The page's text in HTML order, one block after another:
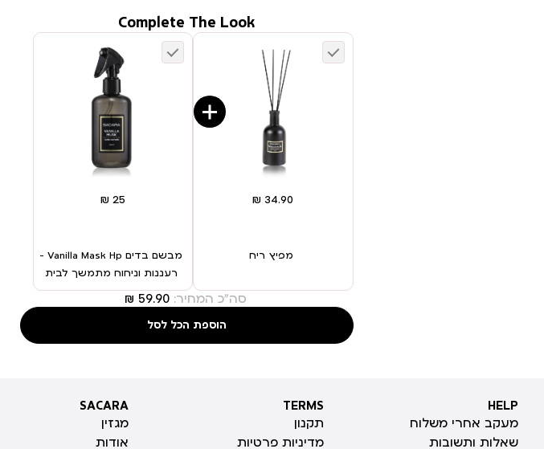
מפיץ ריח
מבשם בדים Vanilla Mask Hp –
רעננות וניחוח מתמשך לבית
Complete The Look
סה"כ המחיר: ‏59.90 ₪
הוספת הכל לסל
HELP
HELP
מעקב אחרי משלוח
שאלות ותשובות
TERMS
TERMS
תקנון
מדיניות פרטיות
SACARA
SACARA
מגזין
אודות